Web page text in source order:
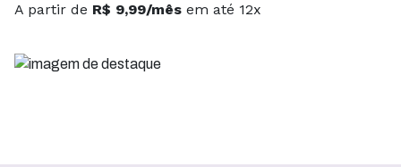
A partir de R$ 9,99/mês em até 12x